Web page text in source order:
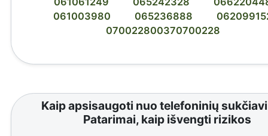
061003980
065236888
070022800370700228
Kaip apsisaugoti nuo telefoninių
Patarimai, kaip išvengti rizikos